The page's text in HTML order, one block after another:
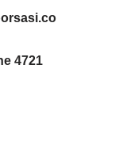
4721